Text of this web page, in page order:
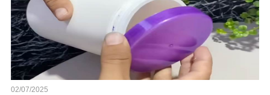
02/07/2025